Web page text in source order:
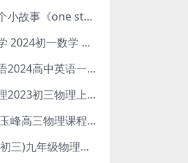
一天一个小故事《one story a day》初中版 百度网盘分享下载
初中数学 2024初一数学 朱韬数学 S班春季下 A+班春季下 百度云网盘
龙坚英语2024高中英语一轮系统班(全国卷+北京卷)
杨萌物理2023初三物理上秋季A+班(视频+讲义) 百度网盘分享
2024赵玉峰高三物理课程24年高考物理一轮复习网课教程
沪科版(初三)九年级物理全一册网课教学视频全集(录播版 杜春雨 66讲)